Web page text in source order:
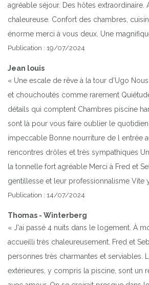
agréable séjour. Des hôtes extraordinaire.
chaleureuse. Confort des chambres,
énorme merci à vous deux. Une
Publication : 19/07/2024
Jean louis
« Une escale de rêve à la tour d’Ugo
et chouchoutés comme rarement
détails qui comptent Chambres piscine
sont là pour vous faire oublier le
impeccable Bonne nourriture de l entrée
rencontres drôles et très sympathiques
la tonnelle fort agréable Merci à Fred et
gentillesse et leur professionnalisme Vite
Publication : 14/07/2024
Thomas - Winterberg
« J'ai passé 4 nuits dans le logement. À
accueilli très chaleureusement. Fred et
personnes très charmantes et serviables.
extérieures, y compris la piscine, sont un